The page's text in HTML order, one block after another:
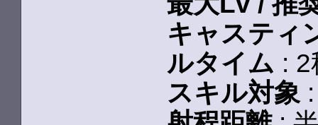
キャスティ
ルタイム :
スキル対象: